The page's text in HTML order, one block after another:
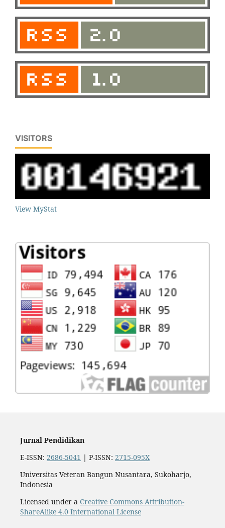
VISITORS
View MyStat
Jurnal Pendidikan
E-ISSN: 2686-5041 | P-ISSN: 2715-095X
Universitas Veteran Bangun Nusantara, Sukoharjo,
Indonesia
Licensed under a Creative Commons Attribution-
ShareAlike 4.0 International License